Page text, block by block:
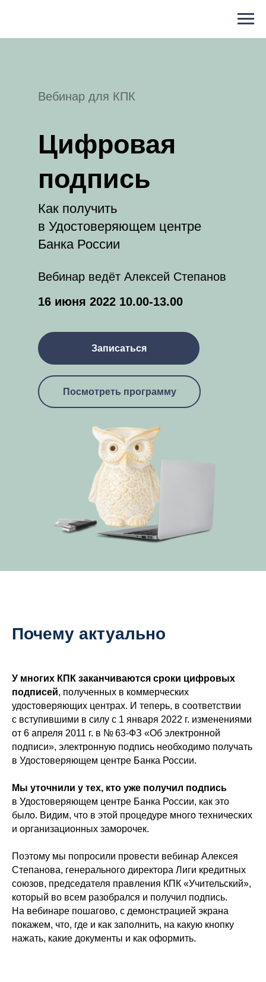
Цифровая
подпись
Вебинар ведёт Алексей Степанов
Вебинар для КПК
16 июня 2022 10.00-13.00
Записаться
Посмотреть программу
Как получить
в Удостоверяющем центре
Банка России
Почему актуально
У многих КПК заканчиваются сроки цифровых
подписей, полученных в коммерческих
удостоверяющих центрах. И теперь, в соответствии
с вступившими в силу с 1 января 2022 г. изменениями
от 6 апреля 2011 г. в № 63-ФЗ «Об электронной
подписи», электронную подпись необходимо получать
в Удостоверяющем центре Банка России.
Мы уточнили у тех, кто уже получил подпись
в Удостоверяющем центре Банка России, как это
было. Видим, что в этой процедуре много технических
и организационных заморочек.
Поэтому мы попросили провести вебинар Алексея
Степанова, генерального директора Лиги кредитных
союзов, председателя правления КПК «Учительский»,
который во всем разобрался и получил подпись.
На вебинаре пошагово, с демонстрацией экрана
покажем, что, где и как заполнить, на какую кнопку
нажать, какие документы и как оформить.